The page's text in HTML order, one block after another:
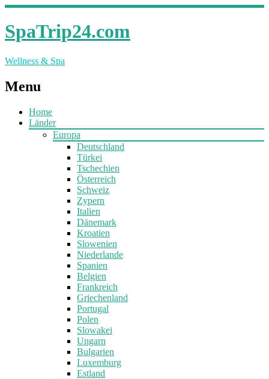
SpaTrip24.com
Wellness & Spa
Menu
Home
Länder
Europa
Deutschland
Türkei
Tschechien
Österreich
Schweiz
Zypern
Italien
Dänemark
Kroatien
Slowenien
Niederlande
Spanien
Belgien
Frankreich
Griechenland
Portugal
Polen
Slowakei
Ungarn
Bulgarien
Luxemburg
Estland